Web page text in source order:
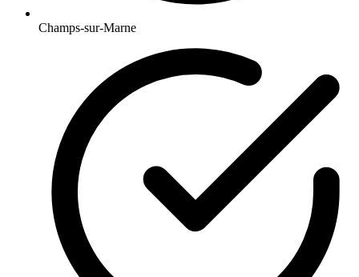
Champs-sur-Marne